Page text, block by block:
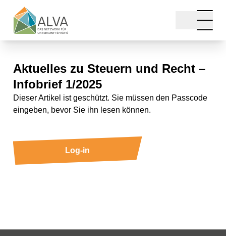
ALVA
Über ALVA
Qualitätsstandards
ALVA Historie
Presse
Aktuelles zu Steuern und Recht –
Infobrief 1/2025
Dieser Artikel ist geschützt. Sie müssen den Passcode
eingeben, bevor Sie ihn lesen können.
Log-in